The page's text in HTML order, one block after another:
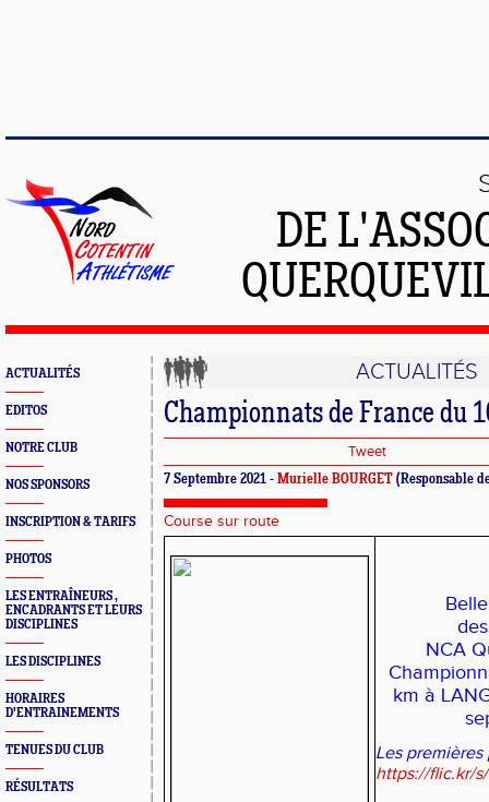
DE
ACTUALITÉS
EDITOS
NOTRE CLUB
NOS SPONSORS
INSCRIPTION & TARIFS
PHOTOS
LES ENTRAÎNEURS ,
ENCADRANTS ET LEURS
DISCIPLINES
LES DISCIPLINES
HORAIRES
D'ENTRAINEMENTS
TENUES DU CLUB
RÉSULTATS
ACTUALITÉS
Championnats de France du
Tweet
7 Septembre 2021 - Murielle BOURGET (Responsable
Course sur route
NCA
km à
Les
https://flic.kr/